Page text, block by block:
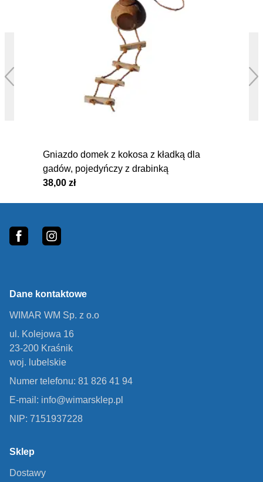
Gniazdo domek z kokosa z kładką dla
gadów, pojedyńczy z drabinką
38,00 zł
Dane kontaktowe
WIMAR WM Sp. z o.o
ul. Kolejowa 16
23-200 Kraśnik
woj. lubelskie
Numer telefonu: 81 826 41 94
E-mail: info@wimarsklep.pl
NIP: 7151937228
Sklep
Dostawy